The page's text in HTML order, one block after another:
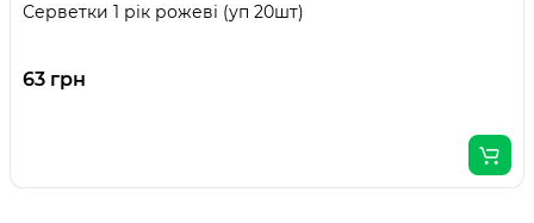
Серветки 1 рік рожеві (уп 20шт)
63 грн